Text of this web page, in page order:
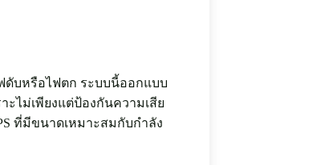
ฟดับหรือไฟตก ระบบนี้ออกแบบ
ะไม่เพียงแต่ป้องกันความเสีย
ที่มีขนาดเหมาะสมกับกำลัง